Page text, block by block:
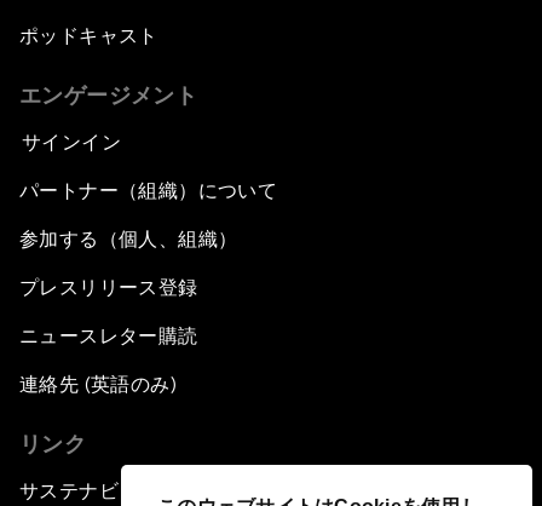
ポッドキャスト
エンゲージメント
サインイン
パートナー（組織）について
参加する（個人、組織）
プレスリリース登録
ニュースレター購読
連絡先 (英語のみ)
リンク
サステナビリティへの取り組み